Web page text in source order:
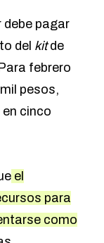
pagar
del kitde
febrero
pesos,
cinco
el
para
como